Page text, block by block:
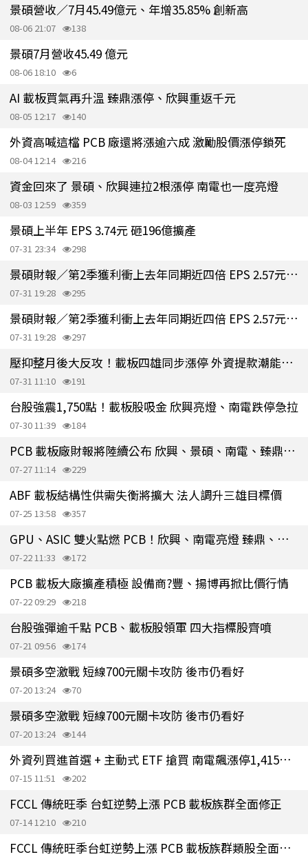
景碩營收／7月45.49億元、年增35.85% 創新高
08-06 21:07 138
景碩7月營收45.49 億元
08-06 18:10 6
AI 載板買氣再升溫 臻鼎漲停、欣興重返千元
08-05 12:17 140
外資高喊這檔 PCB 廠還將漲逾六成 激勵股價漲停鎖死
08-04 12:14 216
資金回來了 景碩、欣興連拉2根漲停 南電也一度亮燈
08-03 12:59 359
景碩上半年 EPS 3.74元 砸196億擴產
07-31 23:34 298
景碩財報／第2季獲利衝上去年同期近四倍 EPS 2.57元、毛利率26.1%
07-31 19:28 295
景碩財報／第2季獲利衝上去年同期近四倍 EPS 2.57元、毛利率26.1%
07-31 19:28 297
壓抑整月後大反攻！載板四雄同步漲停 外資提款潮能告終？
07-31 11:10 191
台股強震1,750點！載板股吸金 欣興亮燈、南電跌停急拉
07-30 11:39 184
PCB 載板廠財報將陸續公布 欣興、景碩、南電、臻鼎獲利受關注
07-27 11:14 229
ABF 載板結構性供需失衡將擴大 法人調升三雄目標價
07-25 13:58 357
GPU、ASIC 雙火點燃 PCB！欣興、南電亮燈 臻鼎、景碩大漲逾8%
07-22 11:33 172
PCB 載板大廠擴產積極 設備商?豐、揚博再掀比價行情
07-22 09:29 218
台股強彈逾千點 PCB、載板股領軍 四大指標股齊噴
07-21 09:56 174
景碩多空激戰 短線700元關卡攻防 後市仍看好
07-20 13:24 70
景碩多空激戰 短線700元關卡攻防 後市仍看好
07-20 13:24 144
外資列買進首選 + 主動式 ETF 搶買 南電飆漲停1,415元創歷史新高
07-15 11:51 202
FCCL 傳統旺季 台虹逆勢上漲 PCB 載板族群全面修正
07-14 12:10 210
FCCL 傳統旺季台虹逆勢上漲 PCB 載板族群類股全面修正